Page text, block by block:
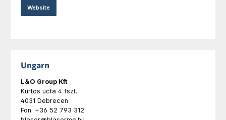
Website
Ungarn
L&O Group Kft
Kürtos ucta 4 fszt.
4031 Debrecen
Fon: +36 52 793 312